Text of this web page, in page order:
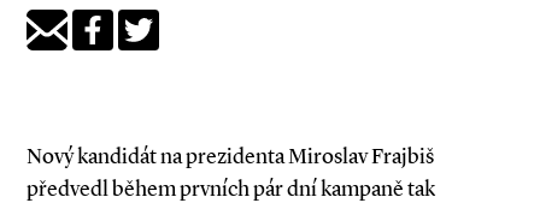
Nový kandidát na prezidenta Miroslav Frajbiš
předvedl během prvních pár dní kampaně tak